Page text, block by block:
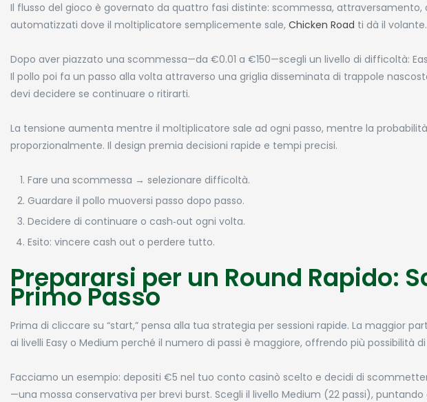
Il flusso del gioco è governato da quattro fasi distinte: scommessa, attraversamento,
automatizzati dove il moltiplicatore semplicemente sale, Chicken Road ti dà il volante.
Dopo aver piazzato una scommessa—da €0.01 a €150—scegli un livello di difficoltà:
Il pollo poi fa un passo alla volta attraverso una griglia disseminata di trappole
devi decidere se continuare o ritirarti.
La tensione aumenta mentre il moltiplicatore sale ad ogni passo, mentre la
proporzionalmente. Il design premia decisioni rapide e tempi precisi.
Fare una scommessa → selezionare difficoltà.
Guardare il pollo muoversi passo dopo passo.
Decidere di continuare o cash‑out ogni volta.
Esito: vincere cash out o perdere tutto.
Prepararsi per un Round Rapido:
Primo Passo
Prima di cliccare su “start,” pensa alla tua strategia per sessioni rapide. La maggior
ai livelli Easy o Medium perché il numero di passi è maggiore, offrendo più possibilità
Facciamo un esempio: depositi €5 nel tuo conto casinò scelto e decidi di
—una mossa conservativa per brevi burst. Scegli il livello Medium (22 passi),